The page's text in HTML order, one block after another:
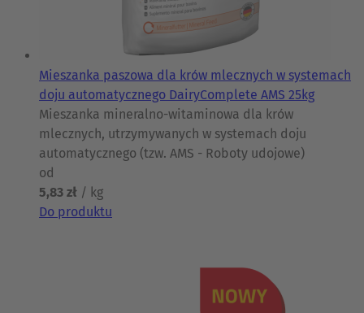
Mieszanka paszowa dla krów mlecznych w systemach
doju automatycznego DairyComplete AMS 25kg
Mieszanka mineralno-witaminowa dla krów
mlecznych, utrzymywanych w systemach doju
automatycznego (tzw. AMS - Roboty udojowe)
od
5,83 zł / kg
Do produktu